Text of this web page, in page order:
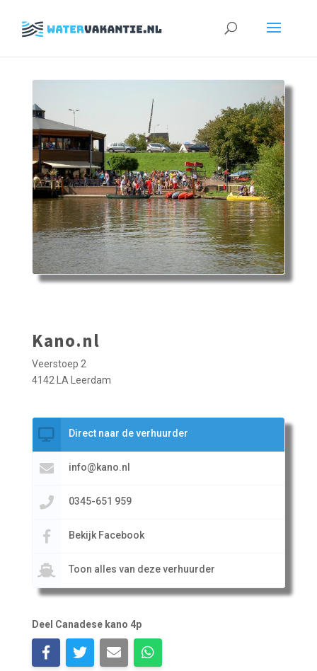
Zoeken
Kano.nl
Veerstoep 2
4142 LA Leerdam
Direct naar de verhuurder
info@kano.nl
0345-651 959
Bekijk Facebook
Toon alles van deze verhuurder
Deel Canadese kano 4p